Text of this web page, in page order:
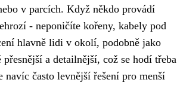
v parcích. Když někdo provádí
- neponičíte kořeny, kabely pod
hlavně lidi v okolí, podobně jako
přesnější a detailnější, což se hodí třeba
navíc často levnější řešení pro menší